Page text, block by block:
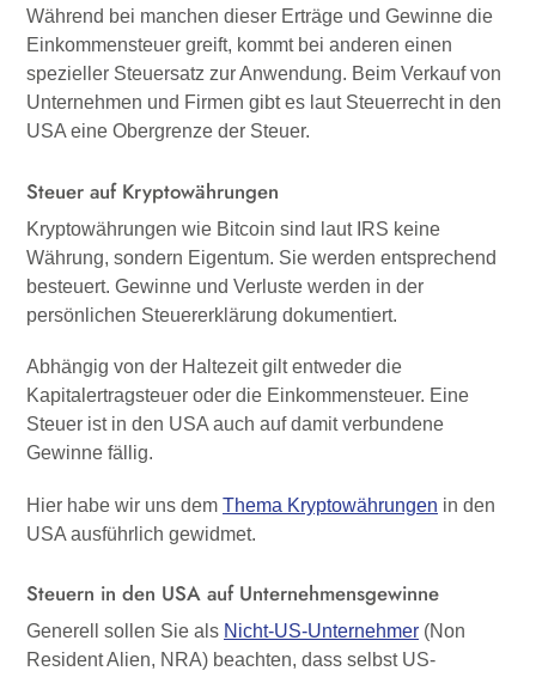
Während bei manchen dieser Erträge und Gewinne die
Einkommensteuer greift, kommt bei anderen einen
spezieller Steuersatz zur Anwendung. Beim Verkauf von
Unternehmen und Firmen gibt es laut Steuerrecht in den
USA eine Obergrenze der Steuer.
Steuer auf Kryptowährungen
Kryptowährungen wie Bitcoin sind laut IRS keine
Währung, sondern Eigentum. Sie werden entsprechend
besteuert. Gewinne und Verluste werden in der
persönlichen Steuererklärung dokumentiert.
Abhängig von der Haltezeit gilt entweder die
Kapitalertragsteuer oder die Einkommensteuer. Eine
Steuer ist in den USA auch auf damit verbundene
Gewinne fällig.
Hier habe wir uns dem Thema Kryptowährungen in den
USA ausführlich gewidmet.
Steuern in den USA auf Unternehmensgewinne
Generell sollen Sie als Nicht-US-Unternehmer (Non
Resident Alien, NRA) beachten, dass selbst US-